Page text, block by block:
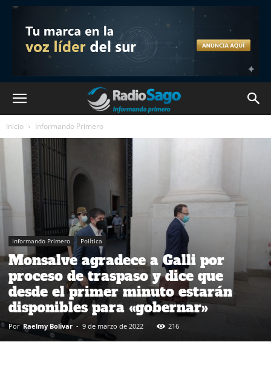
Inicio Informando Primero
Informando Primero Política
Monsalve agradece a Galli por
proceso de traspaso y dice que
desde el primer minuto estarán
disponibles para «gobernar»
Por Raelmy Bolivar - 9 de marzo de 2022 216